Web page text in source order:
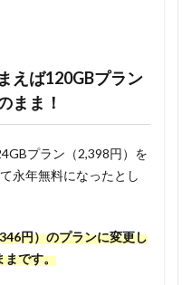
えば120GBプラン
まま！
プラン（2,398円）を
永年無料になったとし
円）のプランに変更し
まです。